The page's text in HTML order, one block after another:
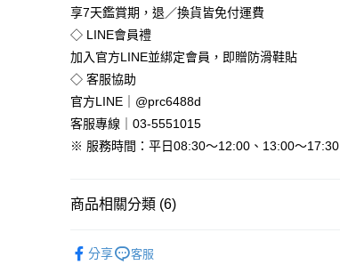
全盈+PAY
運送方式
全家付款取貨
免運費
享7天鑑賞期，退／換貨皆免付運費
◇ LINE會員禮
加入官方LINE並綁定會員，即贈防滑鞋貼
◇ 客服協助
官方LINE｜@prc6488d
客服專線｜03-5551015
※ 服務時間：平日08:30～12:00、13:00～17:30
商品相關分類 (6)
分享 客服